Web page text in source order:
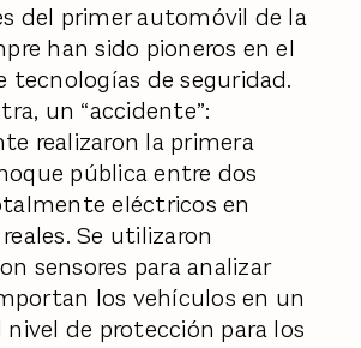
del primer automóvil de la
han sido pioneros en el
tecnologías de seguridad.
un “accidente”:
realizaron la primera
pública entre dos
eléctricos en
Se utilizaron
sensores para analizar
los vehículos en un
de protección para los